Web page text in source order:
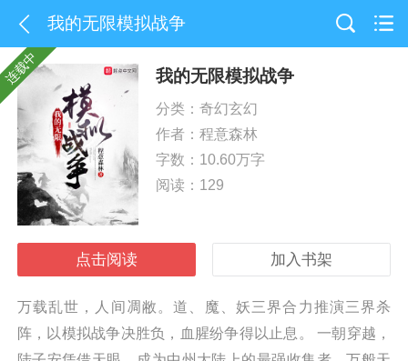
我的无限模拟战争
连载中 我的无限模拟战争
分类：奇幻玄幻
作者： 程意森林
字数：10.60万字
阅读：129
点击阅读 加入书架
万载乱世，人间凋敝。道、魔、妖三界合力推演三界杀
阵，以模拟战争决胜负，血腥纷争得以止息。 一朝穿越，